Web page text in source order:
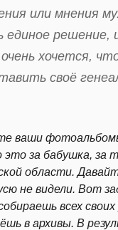
или мнения
решение,
хочется,
своё
ваши
за бабушка, за
области.
не видели. Вот
всех
в архивы. В